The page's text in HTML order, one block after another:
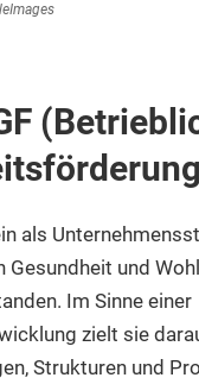
als
Gesundheit und
Im Sinne einer
zielt sie
Strukturen und